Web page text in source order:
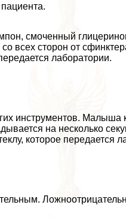
смоченный
всех сторон от
лаборатории.
инструментов. Малыша
на несколько
которое передается